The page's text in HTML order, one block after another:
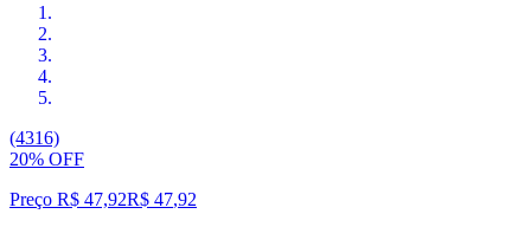
(4316)
20% OFF
Preço R$ 47,92R$ 47,92